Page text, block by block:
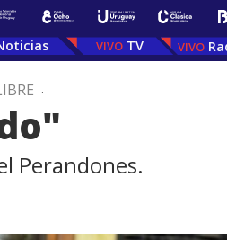
TV
.
Perandones.